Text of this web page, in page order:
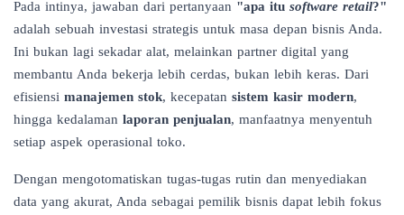
Pada intinya, jawaban dari pertanyaan "apa itu software retail?"
adalah sebuah investasi strategis untuk masa depan bisnis Anda.
Ini bukan lagi sekadar alat, melainkan partner digital yang
membantu Anda bekerja lebih cerdas, bukan lebih keras. Dari
efisiensi manajemen stok, kecepatan sistem kasir modern,
hingga kedalaman laporan penjualan, manfaatnya menyentuh
setiap aspek operasional toko.
Dengan mengotomatiskan tugas-tugas rutin dan menyediakan
data yang akurat, Anda sebagai pemilik bisnis dapat lebih fokus